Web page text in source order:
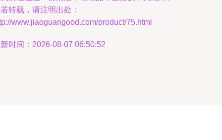
转载，请注明出处：
www.jiaoguangood.com/product/75.html
时间：2026-08-07 06:50:52